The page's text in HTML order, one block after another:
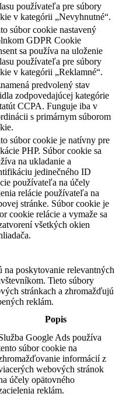
používateľa pre súbory
v kategórii „Nevyhnutné“.
súbor cookie nastavený
GDPR Cookie
sa používa na uloženie
používateľa pre súbory
v kategórii „Reklamné“.
predvolený stav
zodpovedajúcej kategórie
CCPA. Funguje iba v
s primárnym súborom
súbor cookie je natívny pre
PHP. Súbor cookie sa
na ukladanie a
jedinečného ID
používateľa na účely
relácie používateľa na
stránke. Súbor cookie je
cookie relácie a vymaže sa
všetkých okien
na poskytovanie relevantných
Tieto súbory
stránkach a zhromažďujú
reklám.
Popis
Google Ads používa
súbor cookie na
informácií z
webových stránok
účely opätovného
reklám.